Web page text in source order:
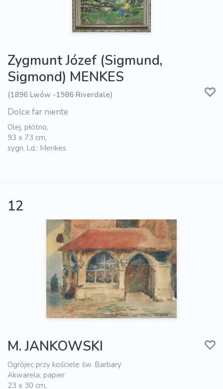
Zygmunt Józef (Sigmund,
Sigmond) MENKES
(1896 Lwów -1986 Riverdale)
Dolce far niente
Olej, płótno,
93 x 73 cm,
sygn. l.d.: Menkes
12
M. JANKOWSKI
Ogrójec przy kościele św. Barbary
Akwarela, papier
23 x 30 cm,